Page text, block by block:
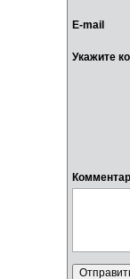
E-mail
Укажите